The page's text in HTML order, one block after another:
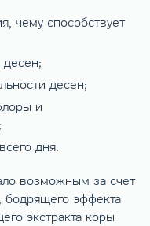
чему способствует
десен;
и
дня.
возможным за счет
бодрящего эффекта
экстракта коры